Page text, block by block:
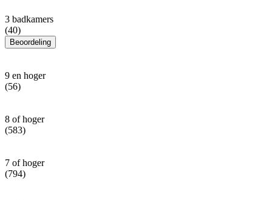
3 badkamers
(40)
Beoordeling
9 en hoger
(56)
8 of hoger
(583)
7 of hoger
(794)